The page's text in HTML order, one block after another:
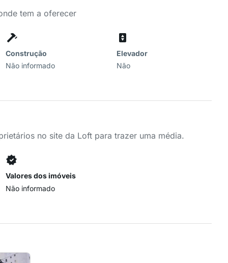
tem a oferecer
Construção
Não informado
Elevador
Não
no site da Loft para trazer uma média.
Valores dos imóveis
Não informado